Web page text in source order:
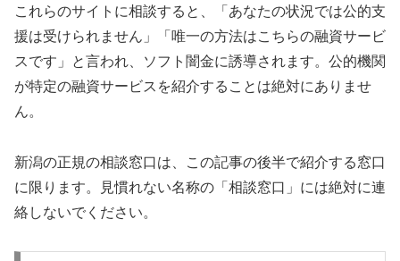
これらのサイトに相談すると、「あなたの状況では公的支
援は受けられません」「唯一の方法はこちらの融資サービ
スです」と言われ、ソフト闇金に誘導されます。公的機関
が特定の融資サービスを紹介することは絶対にありませ
ん。
新潟の正規の相談窓口は、この記事の後半で紹介する窓口
に限ります。見慣れない名称の「相談窓口」には絶対に連
絡しないでください。